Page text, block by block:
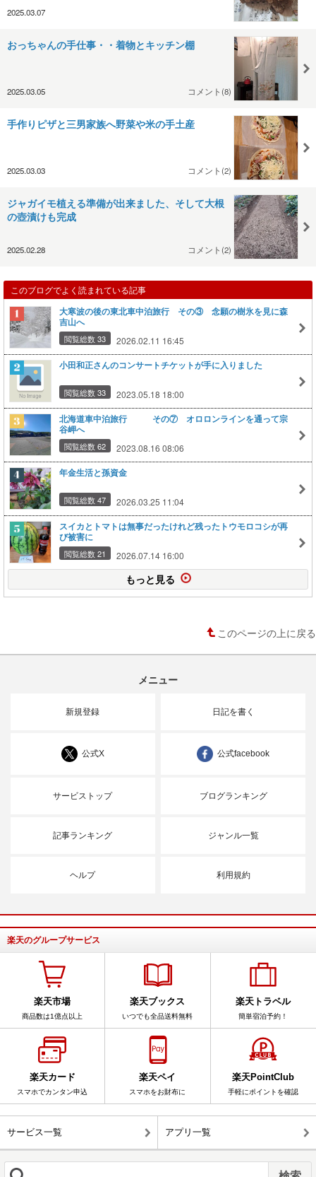
2025.03.07
おっちゃんの手仕事・・着物とキッチン棚
2025.03.05 コメント(8)
手作りピザと三男家族へ野菜や米の手土産
2025.03.03 コメント(2)
ジャガイモ植える準備が出来ました、そして大根
の壺漬けも完成
2025.02.28 コメント(2)
このブログでよく読まれている記事
大寒波の後の東北車中泊旅行 その③ 念願の樹氷を見に森
吉山へ
閲覧総数 33 2026.02.11 16:45
小田和正さんのコンサートチケットが手に入りました
閲覧総数 33 2023.05.18 18:00
北海道車中泊旅行 その⑦ オロロンラインを通って宗
谷岬へ
閲覧総数 62 2023.08.16 08:06
年金生活と孫資金
閲覧総数 47 2026.03.25 11:04
スイカとトマトは無事だったけれど残ったトウモロコシが再
び被害に
閲覧総数 21 2026.07.14 16:00
もっと見る
このページの上に戻る
メニュー
新規登録 日記を書く
公式X 公式facebook
サービストップ ブログランキング
記事ランキング ジャンル一覧
ヘルプ 利用規約
楽天のグループサービス
楽天市場
商品数は1億点以上
楽天ブックス
いつでも全品送料無料
楽天トラベル
簡単宿泊予約！
楽天カード
スマホでカンタン申込
楽天ペイ
スマホをお財布に
楽天PointClub
手軽にポイントを確認
サービス一覧 アプリ一覧